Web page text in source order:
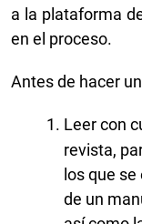
a la plataforma
en el proceso.
Antes de hacer
Leer con
revista,
los que
de un